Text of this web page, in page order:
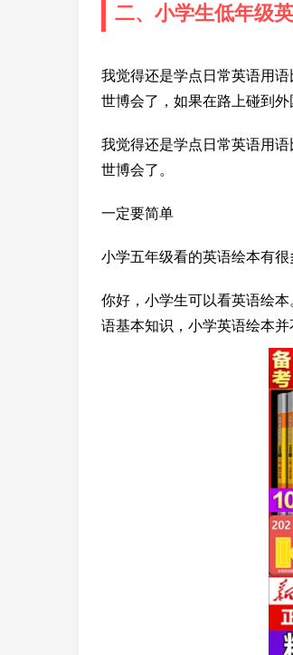
二、小学生低年级
我觉得还是学点日常英语用
世博会了，如果在路上碰到外
我觉得还是学点日常英语用
世博会了。
一定要简单
小学五年级看的英语绘本有很
你好，小学生可以看英语绘
语基本知识，小学英语绘本并